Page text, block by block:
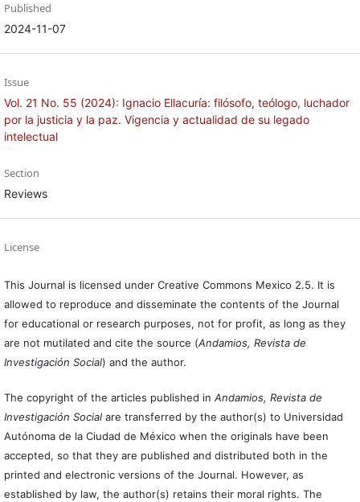
Published
2024-11-07
Issue
Vol. 21 No. 55 (2024): Ignacio Ellacuría: filósofo, teólogo, luchador
por la justicia y la paz. Vigencia y actualidad de su legado
intelectual
Section
Reviews
License
This Journal is licensed under Creative Commons Mexico 2.5. It is
allowed to reproduce and disseminate the contents of the Journal
for educational or research purposes, not for profit, as long as they
are not mutilated and cite the source (Andamios, Revista de
Investigación Social) and the author.
The copyright of the articles published in Andamios, Revista de
Investigación Socialare transferred by the author(s) to Universidad
Autónoma de la Ciudad de México when the originals have been
accepted, so that they are published and distributed both in the
printed and electronic versions of the Journal. However, as
established by law, the author(s) retains their moral rights. The